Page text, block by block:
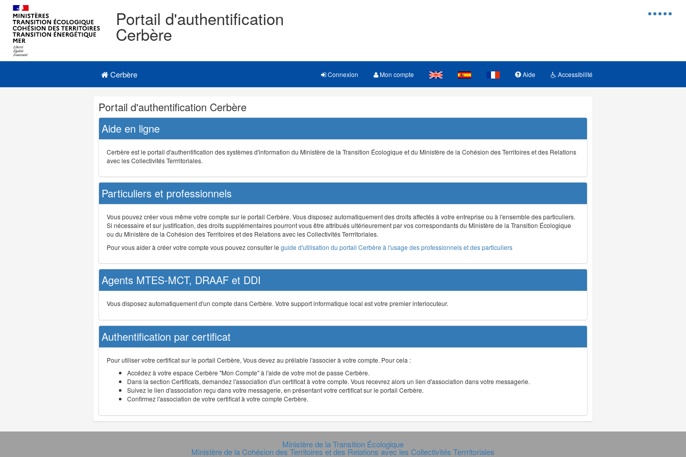
Menu
Portail d'authentification
Cerbère
Navigation
Menu principal
Cerbère Connexion Mon compte Aide Accessibilité
Navigation
et
outils
annexes
Portail d'authentification Cerbère
Aide en ligne
Cerbère est le portail d'authentification des systèmes d'information du Ministère de la Transition Écologique et du Ministère de la Cohésion des Territoires et des Relations
avec les Collectivités Terrritoriales.
Particuliers et professionnels
Vous pouvez créer vous même votre compte sur le portail Cerbère. Vous disposez automatiquement des droits affectés à votre entreprise ou à l'ensemble des particuliers.
Si nécessaire et sur justification, des droits supplémentaires pourront vous être attribués ultérieurement par vos correspondants du Ministère de la Transition Écologique
ou du Ministère de la Cohésion des Territoires et des Relations avec les Collectivités Terrritoriales.
Pour vous aider à créer votre compte vous pouvez consulter le guide d'utilisation du portail Cerbère à l'usage des professionnels et des particuliers
Agents MTES-MCT, DRAAF et DDI
Vous disposez automatiquement d'un compte dans Cerbère. Votre support informatique local est votre premier interlocuteur.
Authentification par certificat
Pour utiliser votre certificat sur le portail Cerbère, Vous devez au prélable l'associer à votre compte. Pour cela :
Accédez à votre espace Cerbère "Mon Compte" à l'aide de votre mot de passe Cerbère.
Dans la section Certificats, demandez l'association d'un certificat à votre compte. Vous recevrez alors un lien d'association dans votre messagerie.
Suivez le lien d'association reçu dans votre messagerie, en présentant votre certificat sur le portail Cerbère.
Confirmez l'association de votre certificat à votre compte Cerbère.
Ministère de la Transition Écologique
Ministère de la Cohésion des Territoires et des Relations avec les Collectivités Terrritoriales